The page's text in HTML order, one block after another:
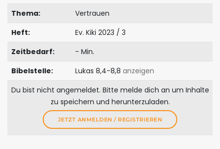
Thema:
Vertrauen
Heft:
Ev. Kiki 2023 / 3
Zeitbedarf:
- Min.
Bibelstelle:
Lukas 8,4-8,8 anzeigen
Du bist nicht angemeldet. Bitte melde dich an um Inhalte
zu speichern und herunterzuladen.
JETZT ANMELDEN / REGISTRIEREN